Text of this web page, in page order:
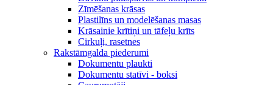
Zīmēšanas krāsas
Plastilīns un modelēšanas masas
Krāsainie krītiņi un tāfeļu krīts
Cirkuļi, rasetnes
Rakstāmgalda piederumi
Dokumentu plaukti
Dokumentu statīvi - boksi